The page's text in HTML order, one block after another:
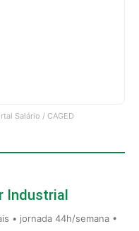
Salário / CAGED
Industrial
• jornada 44h/semana •